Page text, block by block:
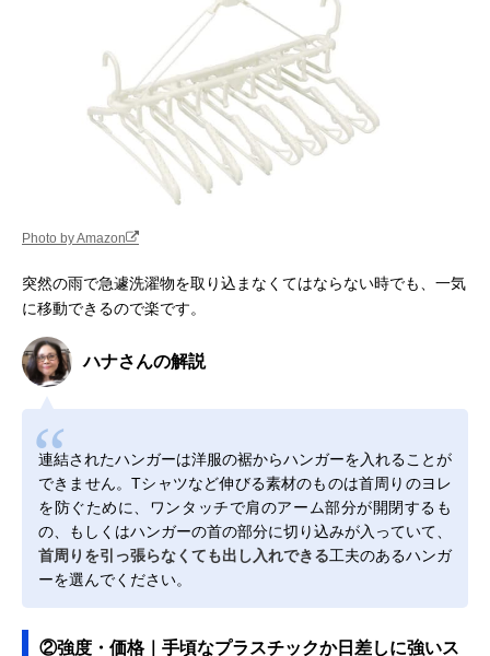
Photo by Amazon
突然の雨で急遽洗濯物を取り込まなくてはならない時でも、一気
に移動できるので楽です。
ハナさんの解説
連結されたハンガーは洋服の裾からハンガーを入れることが
できません。Tシャツなど伸びる素材のものは首周りのヨレ
を防ぐために、ワンタッチで肩のアーム部分が開閉するも
の、もしくはハンガーの首の部分に切り込みが入っていて、
首周りを引っ張らなくても出し入れできる工夫のあるハンガ
ーを選んでください。
②強度・価格｜手頃なプラスチックか日差しに強いス